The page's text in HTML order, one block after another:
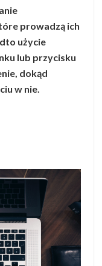
prowadzą ich
użycie
lub przycisku
dokąd
w nie.